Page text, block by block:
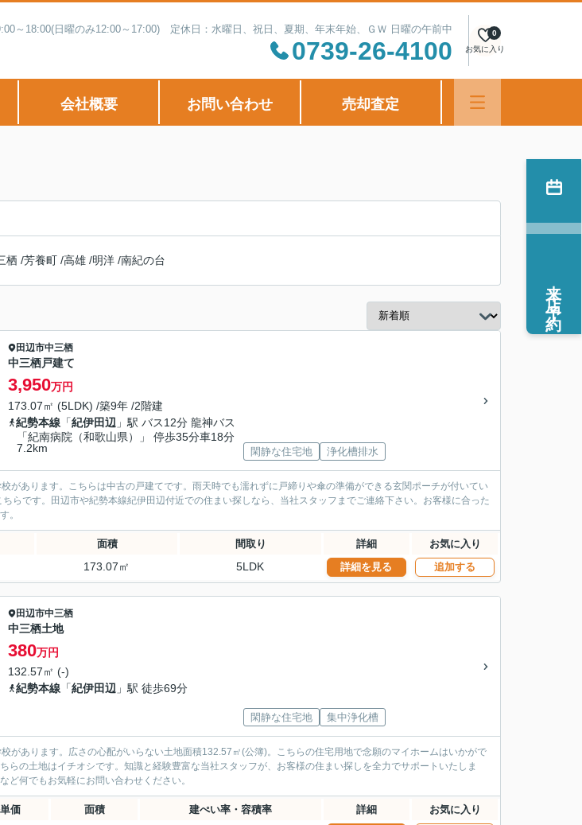
～18:00(日曜のみ12:00～17:00) 定休日：水曜日、祝日、夏期、年末年始、ＧＷ 日曜の午前中
0739-26-4100 お気に入り
0
会社概要 お問い合わせ 売却査定
栖 /芳養町 /高雄 /明洋 /南紀の台
田辺市中三栖
中三栖戸建て
3,950万円
173.07㎡ (5LDK) /築9年 /2階建
紀勢本線 「紀伊田辺 」駅 バス12分 龍神バス
「紀南病院（和歌山県）」 停歩35分車18分
7.2km
閑静な住宅地 浄化槽排水
があります。こちらは中古の戸建てです。雨天時でも濡れずに戸締りや傘の準備ができる玄関ポーチが付いてい
らです。田辺市や紀勢本線紀伊田辺付近での住まい探しなら、当社スタッフまでご連絡下さい。お客様に合った
。
面積 間取り 詳細 お気に入り
173.07㎡ 5LDK 詳細を見る 追加する
田辺市中三栖
中三栖土地
380万円
132.57㎡ (-)
紀勢本線 「紀伊田辺 」駅 徒歩69分
閑静な住宅地 集中浄化槽
があります。広さの心配がいらない土地面積132.57㎡(公簿)。こちらの住宅用地で念願のマイホームはいかがで
らの土地はイチオシです。知識と経験豊富な当社スタッフが、お客様の住まい探しを全力でサポートいたしま
ど何でもお気軽にお問い合わせください。
価 面積 建ぺい率・容積率 詳細 お気に入り
来店予約